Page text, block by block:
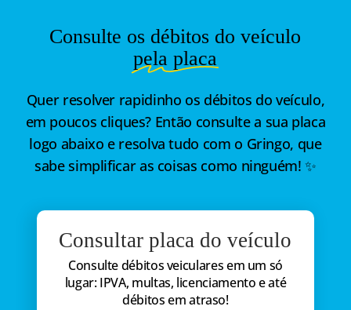
Consulte os débitos do veículo
pela placa
Quer resolver rapidinho os débitos do veículo,
em poucos cliques? Então consulte a sua placa
logo abaixo e resolva tudo com o Gringo, que
sabe simplificar as coisas como ninguém! ✨
Consultar placa do veículo
Consulte débitos veiculares em um só
lugar: IPVA, multas, licenciamento e até
débitos em atraso!